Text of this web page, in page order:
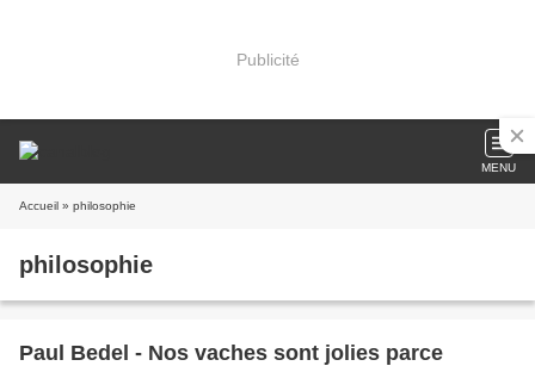
Publicité
MENU
Accueil » philosophie
philosophie
Paul Bedel - Nos vaches sont jolies parce